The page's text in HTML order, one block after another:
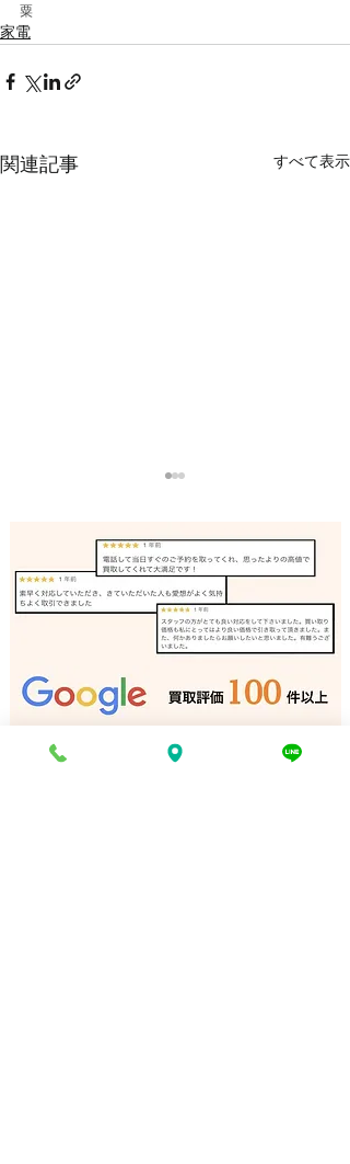
粟
家電
関連記事 すべて表示
電動自転車 買取 加古川｜
姫路の買取専門店